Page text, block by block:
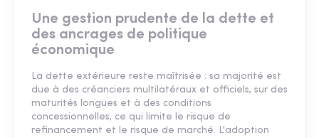
Une gestion prudente de la dette et
des ancrages de politique
économique
La dette extérieure reste maîtrisée : sa majorité est
due à des créanciers multilatéraux et officiels, sur des
maturités longues et à des conditions
concessionnelles, ce qui limite le risque de
refinancement et le risque de marché. L'adoption